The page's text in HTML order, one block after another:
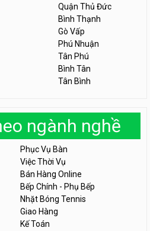
Quận Thủ Đức
Bình Thạnh
Gò Vấp
Phú Nhuận
Tân Phú
Bình Tân
Tân Bình
ngành nghề
Phục Vụ Bàn
Việc Thời Vụ
Bán Hàng Online
Bếp Chính - Phụ Bếp
Nhặt Bóng Tennis
Giao Hàng
Kế Toán